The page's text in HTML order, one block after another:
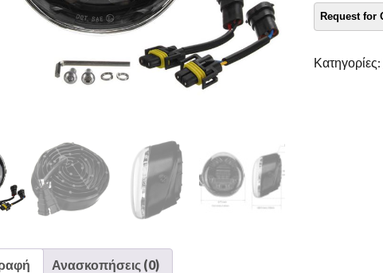
Κατηγορίες:
Ανασκοπήσεις (0)